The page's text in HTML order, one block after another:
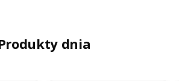
dnia